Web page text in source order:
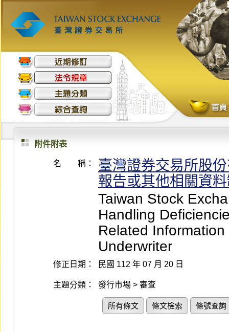
附件附表
名 稱：
臺灣證券交易所股
報告或其他相關資
Taiwan Stock
Handling
Related
Underwriter
修正日期： 民國 112 年 07 月 20 日
主題分類： 發行市場 > 審查
所有條文 條文檢索 條號查詢